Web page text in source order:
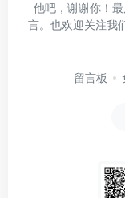
他吧，谢谢你！
言。也欢迎关注我
留言板